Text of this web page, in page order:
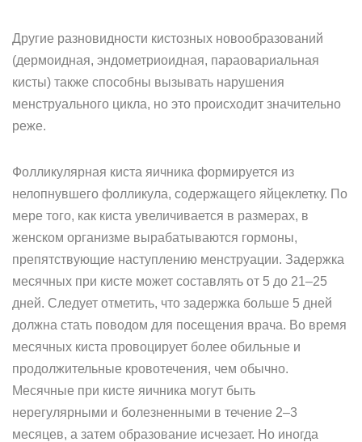
Другие разновидности кистозных новообразований
(дермоидная, эндометриоидная, параовариальная
кисты) также способны вызывать нарушения
менструального цикла, но это происходит значительно
реже.
Фолликулярная киста яичника формируется из
нелопнувшего фолликула, содержащего яйцеклетку. По
мере того, как киста увеличивается в размерах, в
женском организме вырабатываются гормоны,
препятствующие наступлению менструации. Задержка
месячных при кисте может составлять от 5 до 21–25
дней. Следует отметить, что задержка больше 5 дней
должна стать поводом для посещения врача. Во время
месячных киста провоцирует более обильные и
продолжительные кровотечения, чем обычно.
Месячные при кисте яичника могут быть
нерегулярными и болезненными в течение 2–3
месяцев, а затем образование исчезает. Но иногда